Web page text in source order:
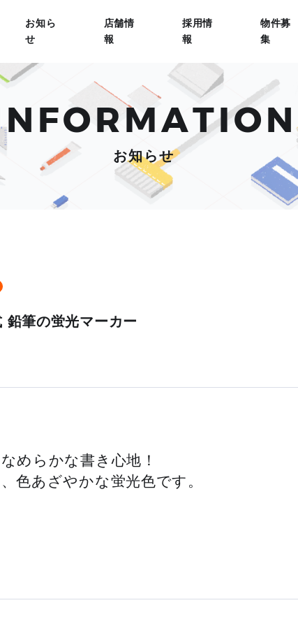
お知ら
せ
店舗情
報
採用情
報
物件募
集
お知らせ
鉛筆の蛍光マーカー
めらかな書き心地！
色あざやかな蛍光色です。